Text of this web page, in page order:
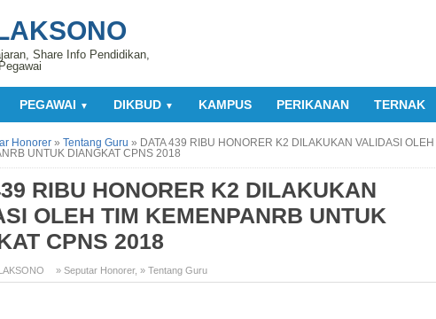
Share Info Pendidikan,
PEGAWAI ▼ DIKBUD ▼ KAMPUS PERIKANAN TERNAK
Honorer » Tentang Guru » DATA 439 RIBU HONORER K2 DILAKUKAN VALIDASI OLEH
UNTUK DIANGKAT CPNS 2018
RIBU HONORER K2 DILAKUKAN
OLEH TIM KEMENPANRB UNTUK
CPNS 2018
» Seputar Honorer, » Tentang Guru